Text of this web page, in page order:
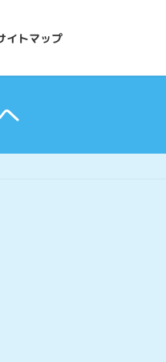
イトマップ